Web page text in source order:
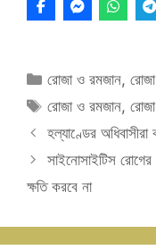
Categories
রোজা ও রমজান,
Tags
রোজা ও রমজান,
হল্যাণ্ডের অধিবাসীরা
সাইনোসাইটিস রোগের
ক্ষতি করবে না